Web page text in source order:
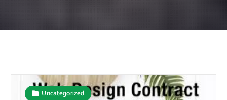
Uncategorized